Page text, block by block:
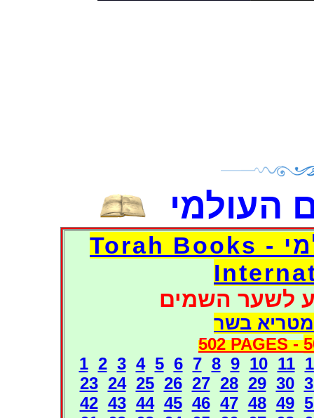
העולמי
דפי אוצר הספרים העולמי - Torah Books
לשער השמים
בשר
502 PAGES -
1 2 3 4 5 6 7 8 9 10 11
23 24 25 26 27 28 29 30
42 43 44 45 46 47 48 49